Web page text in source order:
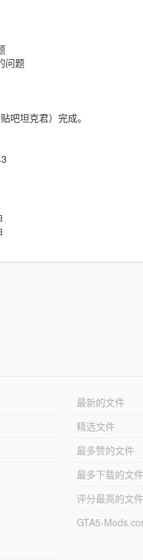
问题
吧坦克君）完成。
最新的文件
精选文件
最多赞的文件
最多下载的文件
评分最高的文件
GTA5-